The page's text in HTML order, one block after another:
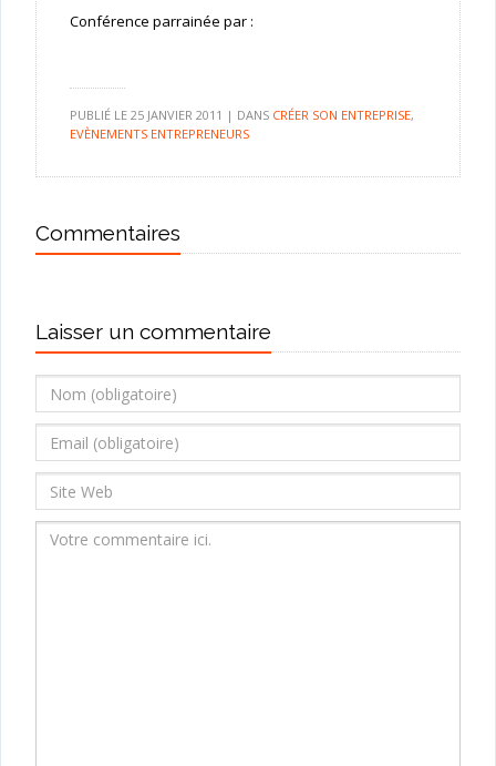
Conférence parrainée par :
PUBLIÉ LE 25 JANVIER 2011 | DANS CRÉER SON ENTREPRISE,
EVÈNEMENTS ENTREPRENEURS
Commentaires
Laisser un commentaire